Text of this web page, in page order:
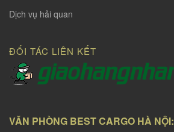
Dịch vụ hải quan
ĐỐI TÁC LIÊN KẾT
VĂN PHÒNG BEST CARGO HÀ NỘI: